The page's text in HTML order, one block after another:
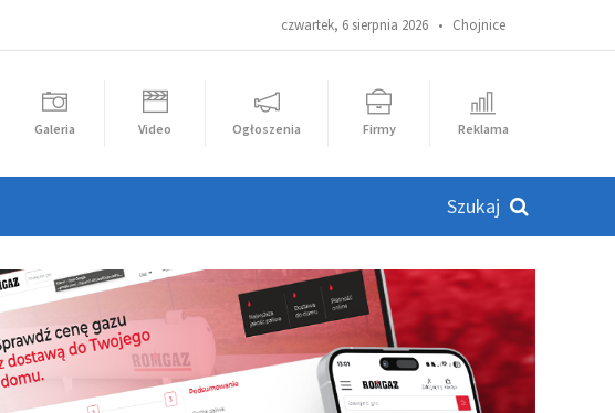
czwartek, 6 sierpnia 2026 • Chojnice
Galeria Video Ogłoszenia Firmy Reklama